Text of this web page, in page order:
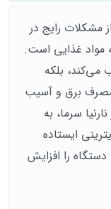
مشکلات رایج در
مواد غذایی است.
می‌کند، بلکه
برق و آسیب
سرما، به
ایستاده
را افزایش